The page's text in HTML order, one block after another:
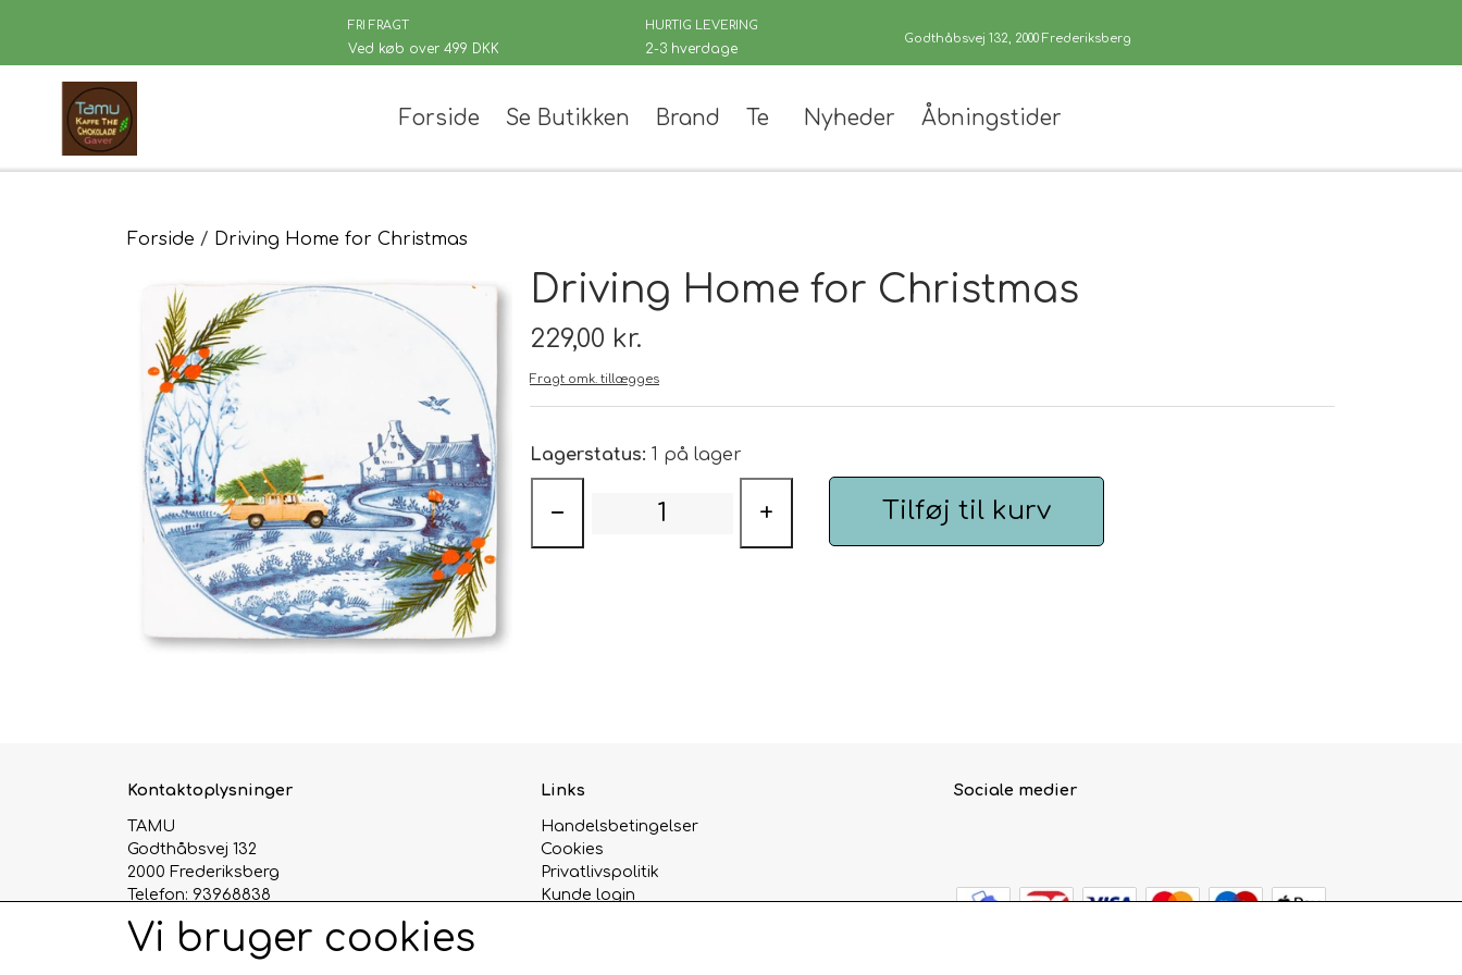
FRI FRAGT
Ved køb over 499 DKK
HURTIG LEVERING
2-3 hverdage
Godthåbsvej 132, 2000 Frederiksberg
Forside Se Butikken Brand Te
Kusmi Te
Sort Te
Grøn Hvid Te
Hvid Te
Rooibush
Urte & Frugt teer
Husets Teblandinger
Nyheder Åbningstider
Forside Driving Home for Christmas
Driving Home for Christmas
229,00 kr.
Fragt omk. tillægges
Lagerstatus: 1 på lager
− + Tilføj til kurv
Kontaktoplysninger
TAMU
Godthåbsvej 132
2000 Frederiksberg
Telefon: 93968838
CVR: 29124345
Links
Handelsbetingelser
Cookies
Privatlivspolitik
Kunde login
Sociale medier
Vi bruger cookies